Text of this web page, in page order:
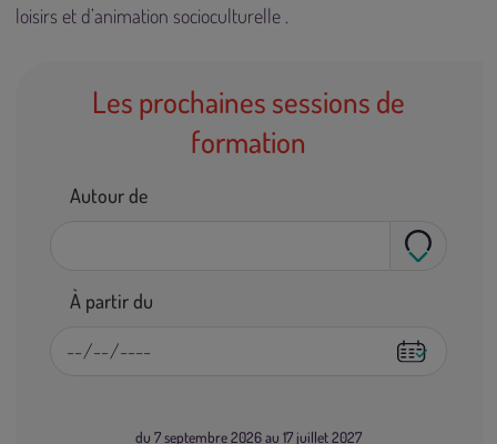
loisirs et d’animation socioculturelle .
Les prochaines sessions de
formation
Autour de
À partir du
du 7 septembre 2026 au 17 juillet 2027